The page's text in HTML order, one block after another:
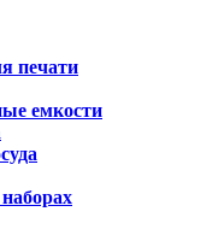
печати
емкости